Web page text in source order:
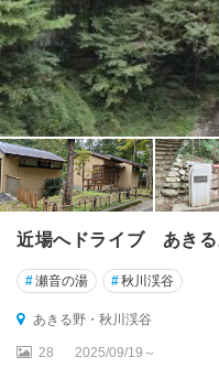
・
秋
川
渓
谷
青
梅
豆
島
笠
近場へドライブ あきる
#瀬音の湯 #秋川渓谷
あきる野・秋川渓谷
28 2025/09/19～